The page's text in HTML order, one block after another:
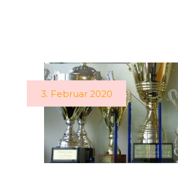
3. Februar 2020